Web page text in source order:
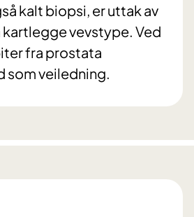
kalt biopsi, er uttak av
vevstype. Ved
fra prostata
som veiledning.